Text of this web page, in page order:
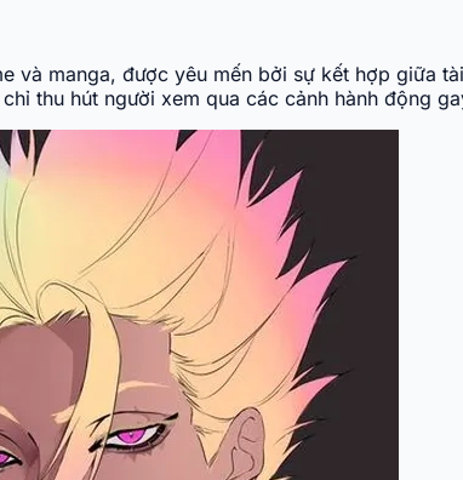
và manga, được yêu mến bởi sự kết hợp giữa
thu hút người xem qua các cảnh hành động